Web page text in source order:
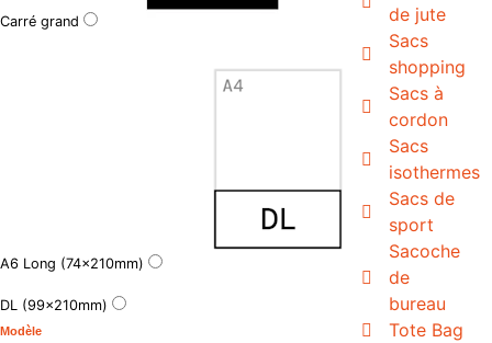
de jute
Sacs
shopping
Sacs à
cordon
Sacs
isothermes
Sacs de
sport
Sacoche
de
bureau
Tote Bag
Carré grand
A6 Long (74x210mm)
DL (99x210mm)
Modèle